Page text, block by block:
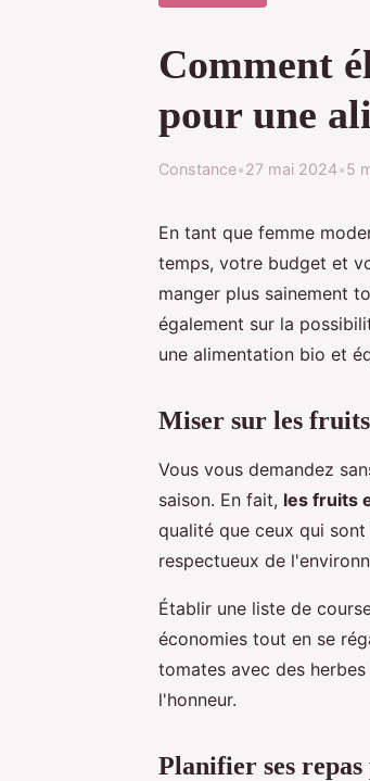
Comment
pour une
Constance•27 mai 2024•5
En tant que femme
temps, votre budget et
manger plus sainement
également sur la
une alimentation bio et
Miser sur les fruits
Vous vous demandez
saison. En fait, les fruits
qualité que ceux qui
respectueux de
Établir une liste de
économies tout en se
tomates avec des
l'honneur.
Planifier ses